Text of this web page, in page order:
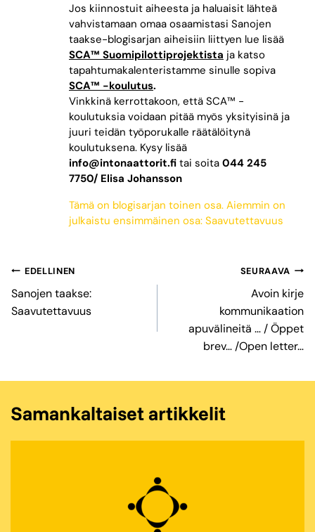
Jos kiinnostuit aiheesta ja haluaisit lähteä
vahvistamaan omaa osaamistasi Sanojen
taakse-blogisarjan aiheisiin liittyen lue lisää
SCA™ Suomipilottiprojektista ja katso
tapahtumakalenteristamme sinulle sopiva
SCA™ -koulutus.
Vinkkinä kerrottakoon, että SCA™ -
koulutuksia voidaan pitää myös yksityisinä ja
juuri teidän työporukalle räätälöitynä
koulutuksena. Kysy lisää
info@intonaattorit.fi tai soita 044 245
7750/ Elisa Johansson
Tämä on blogisarjan toinen osa. Aiemmin on
julkaistu ensimmäinen osa: Saavutettavuus
Artikkelien
selaus
EDELLINEN
Sanojen taakse:
Saavutettavuus
SEURAAVA
Avoin kirje
kommunikaation
apuvälineitä … / Öppet
brev… /Open letter…
Samankaltaiset artikkelit